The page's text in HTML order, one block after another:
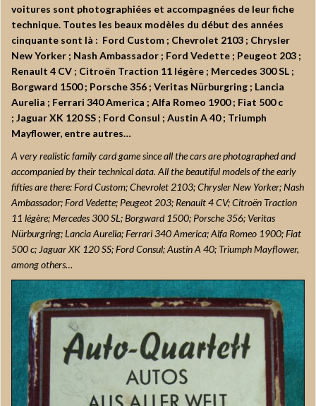
voitures sont photographiées et accompagnées de leur fiche
technique. Toutes les beaux modèles du début des années
cinquante sont là : Ford Custom ; Chevrolet 2103 ; Chrysler
New Yorker ; Nash Ambassador ; Ford Vedette ; Peugeot 203 ;
Renault 4 CV ; Citroën Traction 11 légère ; Mercedes 300 SL ;
Borgward 1500 ; Porsche 356 ; Veritas Nürburgring ; Lancia
Aurelia ; Ferrari 340 America ; Alfa Romeo 1900 ; Fiat 500 c
; Jaguar XK 120 SS ; Ford Consul ; Austin A 40 ; Triumph
Mayflower, entre autres…
A very realistic family card game since all the cars are photographed and
accompanied by their technical data. All the beautiful models of the early
fifties are there: Ford Custom; Chevrolet 2103; Chrysler New Yorker; Nash
Ambassador; Ford Vedette; Peugeot 203; Renault 4 CV; Citroën Traction
11 légère; Mercedes 300 SL; Borgward 1500; Porsche 356; Veritas
Nürburgring; Lancia Aurelia; Ferrari 340 America; Alfa Romeo 1900; Fiat
500 c; Jaguar XK 120 SS; Ford Consul; Austin A 40; Triumph Mayflower,
among others…